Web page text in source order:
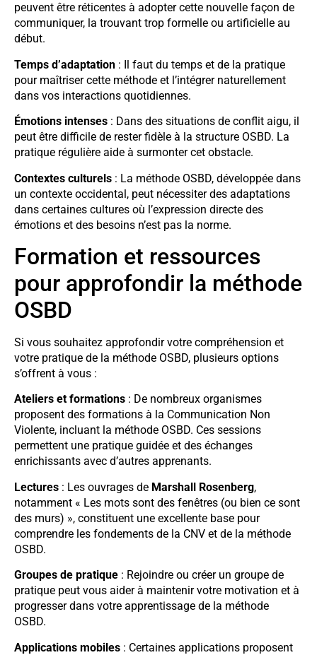
peuvent être réticentes à adopter cette nouvelle façon de
communiquer, la trouvant trop formelle ou artificielle au
début.
Temps d’adaptation : Il faut du temps et de la pratique
pour maîtriser cette méthode et l’intégrer naturellement
dans vos interactions quotidiennes.
Émotions intenses : Dans des situations de conflit aigu, il
peut être difficile de rester fidèle à la structure OSBD. La
pratique régulière aide à surmonter cet obstacle.
Contextes culturels : La méthode OSBD, développée dans
un contexte occidental, peut nécessiter des adaptations
dans certaines cultures où l’expression directe des
émotions et des besoins n’est pas la norme.
Formation et ressources
pour approfondir la méthode
OSBD
Si vous souhaitez approfondir votre compréhension et
votre pratique de la méthode OSBD, plusieurs options
s’offrent à vous :
Ateliers et formations : De nombreux organismes
proposent des formations à la Communication Non
Violente, incluant la méthode OSBD. Ces sessions
permettent une pratique guidée et des échanges
enrichissants avec d’autres apprenants.
Lectures : Les ouvrages de Marshall Rosenberg,
notamment « Les mots sont des fenêtres (ou bien ce sont
des murs) », constituent une excellente base pour
comprendre les fondements de la CNV et de la méthode
OSBD.
Groupes de pratique : Rejoindre ou créer un groupe de
pratique peut vous aider à maintenir votre motivation et à
progresser dans votre apprentissage de la méthode
OSBD.
Applications mobiles : Certaines applications proposent